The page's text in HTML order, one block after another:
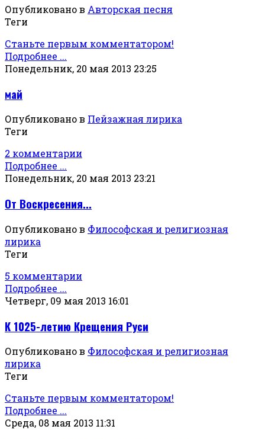
Опубликовано в Авторская песня
Теги
Станьте первым комментатором!
Подробнее ...
Понедельник, 20 мая 2013 23:25
май
Опубликовано в Пейзажная лирика
Теги
2 комментарии
Подробнее ...
Понедельник, 20 мая 2013 23:21
От Воскресения...
Опубликовано в Философская и религиозная
лирика
Теги
5 комментарии
Подробнее ...
Четверг, 09 мая 2013 16:01
К 1025-летию Крещения Руси
Опубликовано в Философская и религиозная
лирика
Теги
Станьте первым комментатором!
Подробнее ...
Среда, 08 мая 2013 11:31